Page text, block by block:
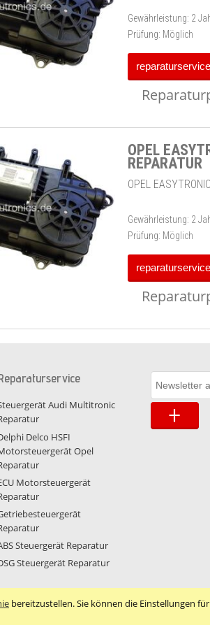
bereitzustellen. Sie können die Einstellungen
Gewährleistung: 2
Prüfung: Möglich
OPEL
REPARATUR
OPEL
Gewährleistung: 2
Prüfung: Möglich
Audi Multitronic
Delco HSFI
Opel
Motorsteuergerät
Steuergerät Reparatur
Steuergerät Reparatur